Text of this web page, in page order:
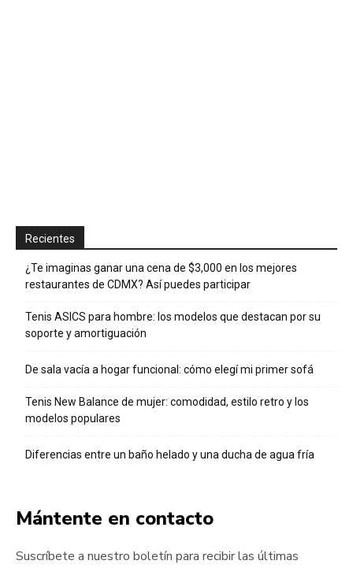
Recientes
¿Te imaginas ganar una cena de $3,000 en los mejores
restaurantes de CDMX? Así puedes participar
Tenis ASICS para hombre: los modelos que destacan por su
soporte y amortiguación
De sala vacía a hogar funcional: cómo elegí mi primer sofá
Tenis New Balance de mujer: comodidad, estilo retro y los
modelos populares
Diferencias entre un baño helado y una ducha de agua fría
Mántente en contacto
Suscríbete a nuestro boletín para recibir las últimas